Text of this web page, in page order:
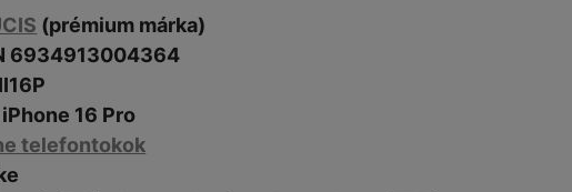
(prémium márka)
6934913004364
iPhone 16 Pro
telefontokok